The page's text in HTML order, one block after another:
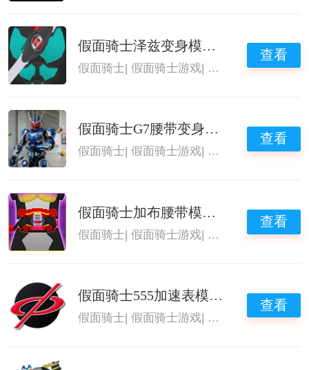
假面骑士泽兹变身模拟器swf版
假面骑士|假面骑士游戏| 假面骑士腰带模拟
查看
假面骑士G7腰带变身模拟器
假面骑士 |假面骑士游戏 假面骑士腰带模拟
查看
假面骑士加布腰带模拟器SIM版
假面骑士|假面骑士游戏| 假面骑士腰带模拟
查看
假面骑士555加速表模拟器
假面骑士 |假面骑士游戏 假面骑士腰带模拟
查看